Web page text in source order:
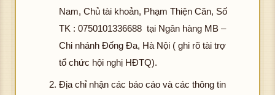
Nam, Chủ tài khoản, Phạm Thiện Căn, Số
TK : 0750101336688 tại Ngân hàng MB –
Chi nhánh Đống Đa, Hà Nội ( ghi rõ tài trợ
tổ chức hội nghị HĐTQ).
Địa chỉ nhận các báo cáo và các thông tin